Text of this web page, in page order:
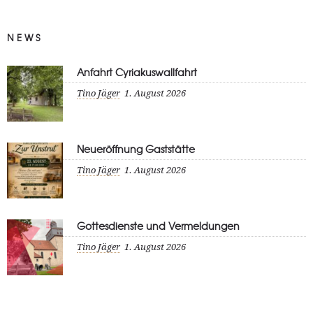
NEWS
Anfahrt Cyriakuswallfahrt
Tino Jäger 1. August 2026
Neueröffnung Gaststätte
Tino Jäger 1. August 2026
Gottesdienste und Vermeldungen
Tino Jäger 1. August 2026